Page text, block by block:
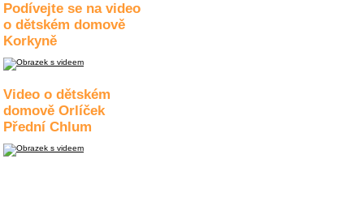
Podívejte se na video
o dětském domově
Korkyně
Video o dětském
domově Orlíček
Přední Chlum